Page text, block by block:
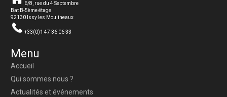
6/8, rue du 4 Septembre
Bat B-5ème étage
92130 Issy les Moulineaux
+33(0)1 47 36 06 33
Menu
Accueil
Qui sommes nous ?
Actualités et événements